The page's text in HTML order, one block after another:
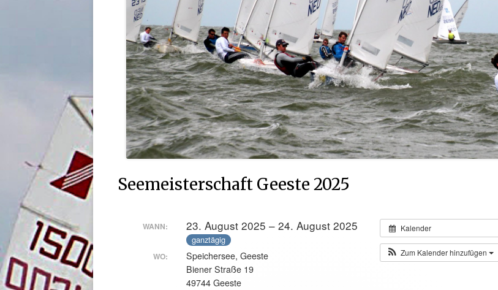
2014
Seemeisterschaft Geeste 2025
Kalender
Zum Kalender hinzufügen
WANN: 23. August 2025 – 24. August 2025
ganztägig
WO:
Speichersee, Geeste
Biener Straße 19
49744 Geeste